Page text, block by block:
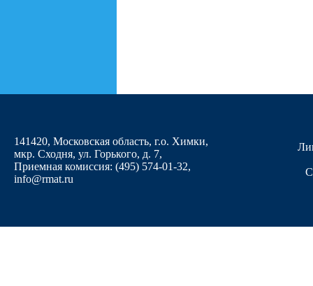
141420, Московская область, г.о. Химки,
мкр. Сходня, ул. Горького, д. 7,
Приемная комиссия: (495) 574-01-32,
info@rmat.ru